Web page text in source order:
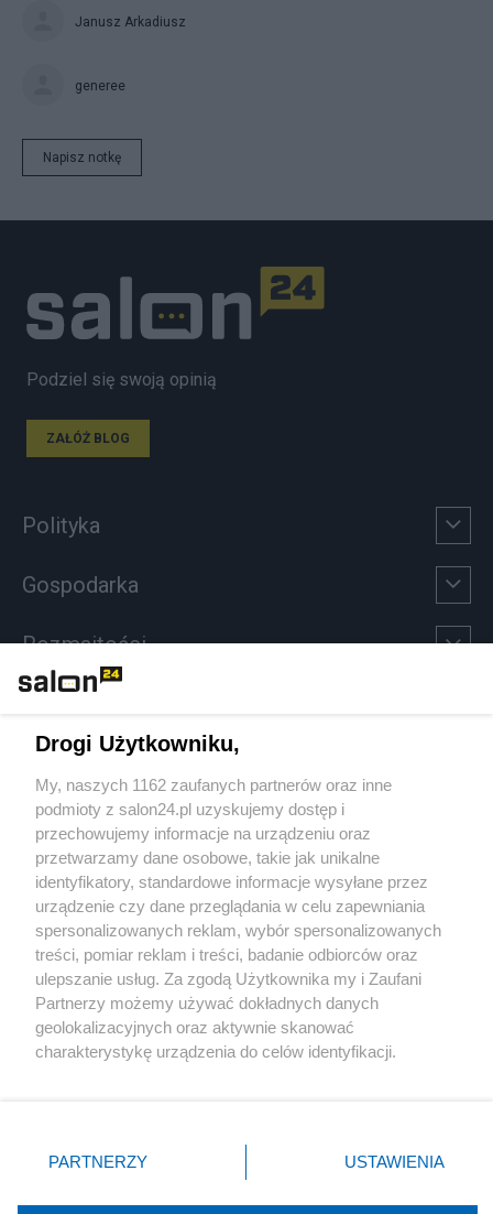
Janusz Arkadiusz
generee
Napisz notkę
Podziel się swoją opinią
ZAŁÓŻ BLOG
Polityka
Gospodarka
Rozmaitości
Sport
Społeczeństwo
Kultura
X Facebook Instagram Youtube
Drogi Użytkowniku,
My, naszych 1162 zaufanych partnerów oraz inne
podmioty z salon24.pl uzyskujemy dostęp i
przechowujemy informacje na urządzeniu oraz
przetwarzamy dane osobowe, takie jak unikalne
identyfikatory, standardowe informacje wysyłane przez
urządzenie czy dane przeglądania w celu zapewniania
spersonalizowanych reklam, wybór spersonalizowanych
treści, pomiar reklam i treści, badanie odbiorców oraz
ulepszanie usług. Za zgodą Użytkownika my i Zaufani
Partnerzy możemy używać dokładnych danych
geolokalizacyjnych oraz aktywnie skanować
charakterystykę urządzenia do celów identyfikacji.
zmienić/wycofać klikając przycisk ustawień prywatności
znajdujący się w lewym dolnym rogu strony
rodzaje przetwarzania danych nie wymagają zgody
PARTNERZY USTAWIENIA